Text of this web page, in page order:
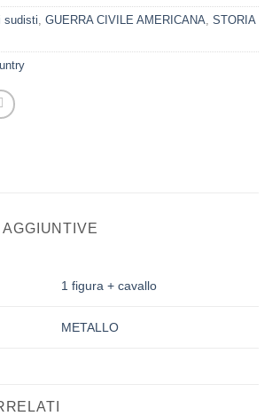
sudisti GUERRA CIVILE AMERICANA STORIA
AGGIUNTIVE
1 figura + cavallo
METALLO